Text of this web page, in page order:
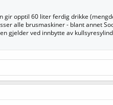
gir opptil 60 liter ferdig drikke
alle brusmaskiner - blant annet
gjelder ved innbytte av